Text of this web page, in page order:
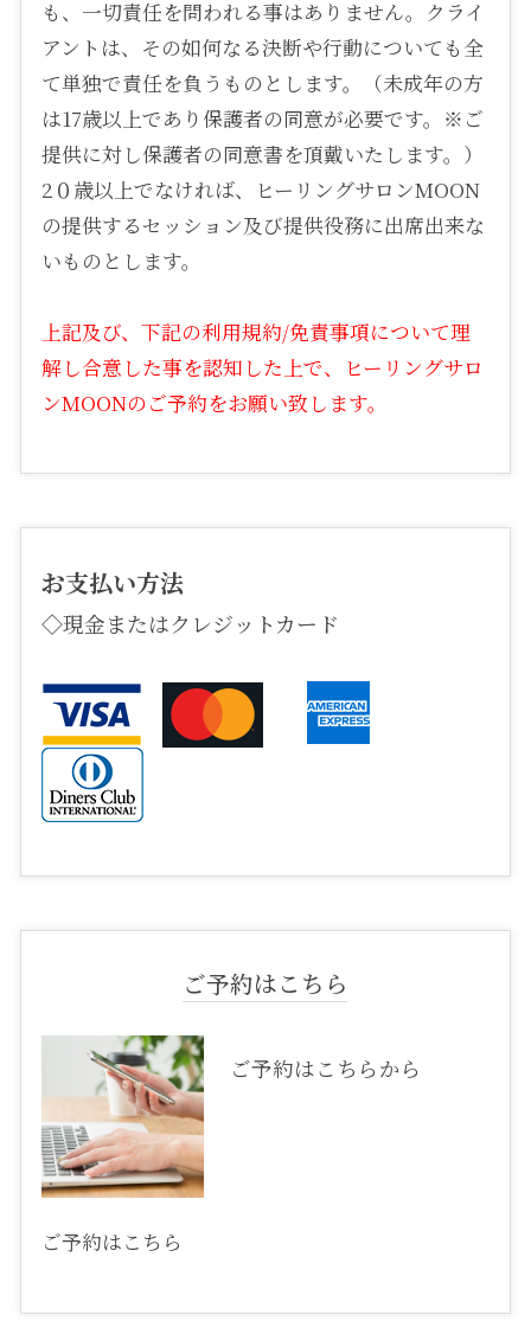
も、一切責任を問われる事はありません。クライ
アントは、その如何なる決断や行動についても全
て単独で責任を負うものとします。（未成年の方
は17歳以上であり保護者の同意が必要です。※ご
提供に対し保護者の同意書を頂戴いたします。）
2０歳以上でなければ、ヒーリングサロンMOON
の提供するセッション及び提供役務に出席出来な
いものとします。
上記及び、下記の利用規約/免責事項について理
解し合意した事を認知した上で、ヒーリングサロ
ンMOONのご予約をお願い致します。
お支払い方法
◇現金またはクレジットカード
ご予約はこちら
ご予約はこちらから
ご予約はこちら